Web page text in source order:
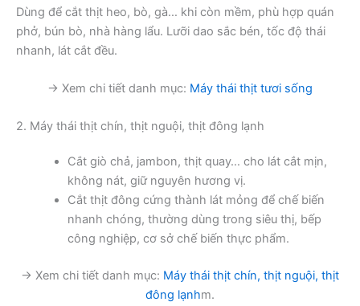
Dùng để cắt thịt heo, bò, gà… khi còn mềm, phù hợp quán
phở, bún bò, nhà hàng lẩu. Lưỡi dao sắc bén, tốc độ thái
nhanh, lát cắt đều.
→ Xem chi tiết danh mục: Máy thái thịt tươi sống
2. Máy thái thịt chín, thịt nguội, thịt đông lạnh
Cắt giò chả, jambon, thịt quay… cho lát cắt mịn,
không nát, giữ nguyên hương vị.
Cắt thịt đông cứng thành lát mỏng để chế biến
nhanh chóng, thường dùng trong siêu thị, bếp
công nghiệp, cơ sở chế biến thực phẩm.
→ Xem chi tiết danh mục: Máy thái thịt chín, thịt nguội, thịt
đông lạnhm.